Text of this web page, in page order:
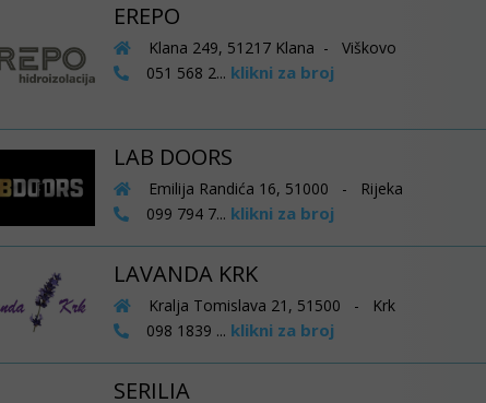
EREPO
Klana 249, 51217 Klana - Viškovo
051 568 2... klikni za broj
LAB DOORS
Emilija Randića 16, 51000 - Rijeka
099 794 7... klikni za broj
LAVANDA KRK
Kralja Tomislava 21, 51500 - Krk
098 1839 ... klikni za broj
SERILIA